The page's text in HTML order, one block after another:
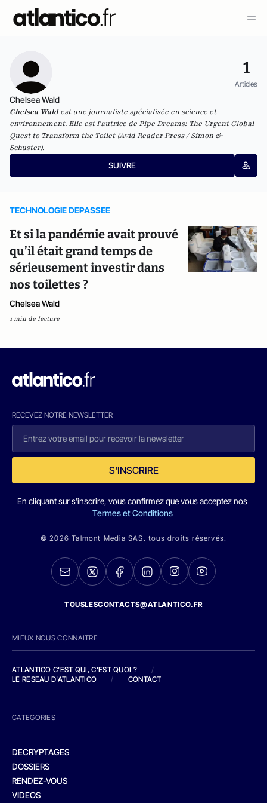
1
Articles
Chelsea Wald
Chelsea Waldest une journaliste spécialisée en science et
environnement. Elle est l'autrice dePipe Dreams: The Urgent Global
Quest to Transform the Toilet(Avid Reader Press / Simon &
Schuster).
SUIVRE
TECHNOLOGIE DEPASSEE
Et si la pandémie avait prouvé
qu’il était grand temps de
sérieusement investir dans
nos toilettes ?
Chelsea Wald
1 min de lecture
RECEVEZ NOTRE NEWSLETTER
S'INSCRIRE
En cliquant sur s'inscrire, vous confirmez que vous acceptez nos
Termes et Conditions
© 2026 Talmont Media SAS. tous droits réservés.
TOUSLESCONTACTS@ATLANTICO.FR
MIEUX NOUS CONNAITRE
ATLANTICO C'EST QUI, C'EST QUOI ?
/
LE RESEAU D'ATLANTICO
/ CONTACT
CATEGORIES
DECRYPTAGES
DOSSIERS
RENDEZ-VOUS
VIDEOS